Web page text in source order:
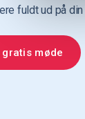
fuldt ud på
gratis møde